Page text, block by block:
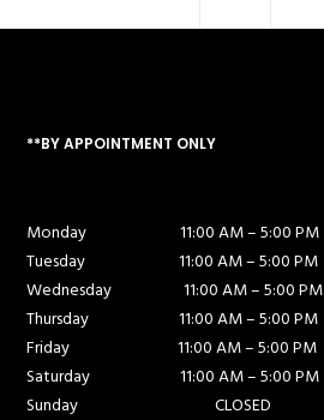
**BY APPOINTMENT ONLY
Monday11:00 AM – 5:00 PM
Tuesday11:00 AM – 5:00 PM
Wednesday11:00 AM – 5:00 PM
Thursday11:00 AM – 5:00 PM
Friday11:00 AM – 5:00 PM
Saturday11:00 AM – 5:00 PM
SundayCLOSED